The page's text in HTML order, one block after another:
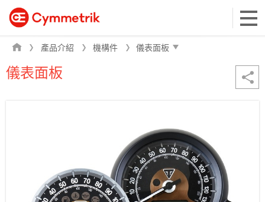
產品介紹 機構件
儀表面板